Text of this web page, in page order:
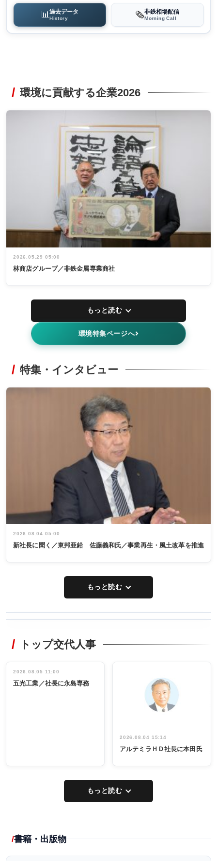
📊過去データ
History 🗞️非鉄相場配信
Morning Call
環境に貢献する企業2026
2026.05.29 05:00
林商店グループ／非鉄金属専業商社
もっと読む
環境特集ページへ
特集・インタビュー
2026.08.04 05:00
新社長に聞く／東邦亜鉛 佐藤義和氏／事業再生・風土改革を推進
もっと読む
非鉄業界で
インタビュ
ー／社内ア
タックトレー
祝う 業界関
係者ら220人
出席
トップ交代人事
2026.08.05 11:00
五光工業／社長に永島専務
2026.08.04 15:14
アルテミラＨＤ社長に本田氏
もっと読む
書籍・出版物